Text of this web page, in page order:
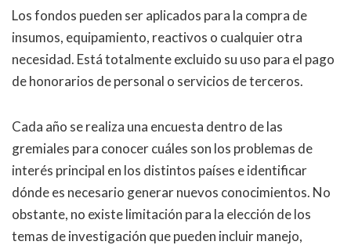
Los fondos pueden ser aplicados para la compra de
insumos, equipamiento, reactivos o cualquier otra
necesidad. Está totalmente excluido su uso para el pago
de honorarios de personal o servicios de terceros.
Cada año se realiza una encuesta dentro de las
gremiales para conocer cuáles son los problemas de
interés principal en los distintos países e identificar
dónde es necesario generar nuevos conocimientos. No
obstante, no existe limitación para la elección de los
temas de investigación que pueden incluir manejo,